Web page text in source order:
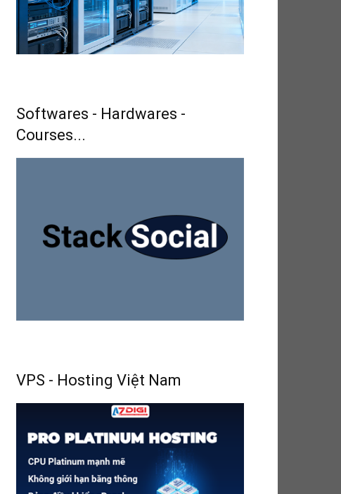
Softwares - Hardwares -
Courses...
VPS - Hosting Việt Nam